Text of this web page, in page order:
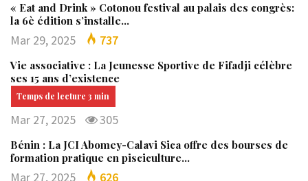
« Eat and Drink » Cotonou festival au palais des congrès:
la 6è édition s’installe…
Mar 29, 2025 737
Vie associative : La Jeunesse Sportive de Fifadji célèbre
ses 15 ans d’existence
Mar 27, 2025 305
Bénin : La JCI Abomey-Calavi Sica offre des bourses de
formation pratique en pisciculture…
Mar 27, 2025 626